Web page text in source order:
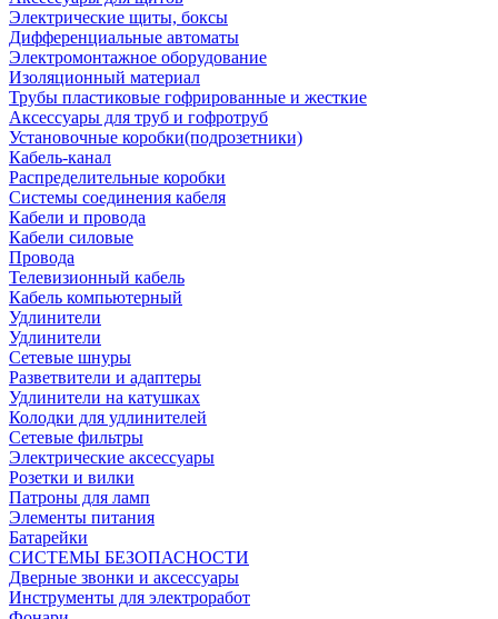
Электрические щиты, боксы
Дифференциальные автоматы
Электромонтажное оборудование
Изоляционный материал
Трубы пластиковые гофрированные и жесткие
Аксессуары для труб и гофротруб
Установочные коробки(подрозетники)
Кабель-канал
Распределительные коробки
Системы соединения кабеля
Кабели и провода
Кабели силовые
Провода
Телевизионный кабель
Кабель компьютерный
Удлинители
Удлинители
Сетевые шнуры
Разветвители и адаптеры
Удлинители на катушках
Колодки для удлинителей
Сетевые фильтры
Электрические аксессуары
Розетки и вилки
Патроны для ламп
Элементы питания
Батарейки
СИСТЕМЫ БЕЗОПАСНОСТИ
Дверные звонки и аксессуары
Инструменты для электроработ